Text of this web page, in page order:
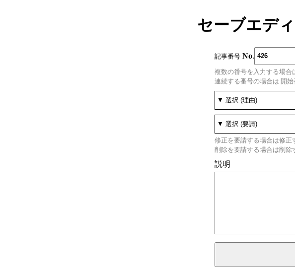
セーブエデ
記事番号 No
複数の番号を入力する場合
連続する番号の場合は 開
修正を要請する場合は修正
削除を要請する場合は削除
説明